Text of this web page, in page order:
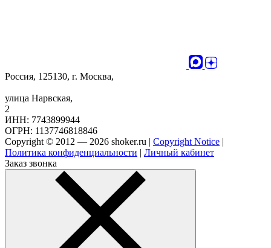
Россия, 125130, г. Москва,
улица Нарвская,
2
ИНН: 7743899944
ОГРН: 1137746818846
Copyright © 2012 — 2026 shoker.ru | Copyright Notice |
Политика конфиденциальности | Личный кабинет
Заказ звонка